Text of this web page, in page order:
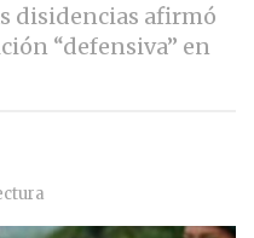
disidencias afirmó
“defensiva” en